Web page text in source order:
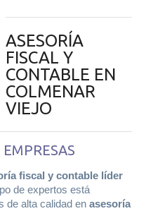
ASESORÍA
FISCAL Y
CONTABLE EN
COLMENAR
VIEJO
fiscal y contable líder
de expertos está
de alta calidad en asesoría